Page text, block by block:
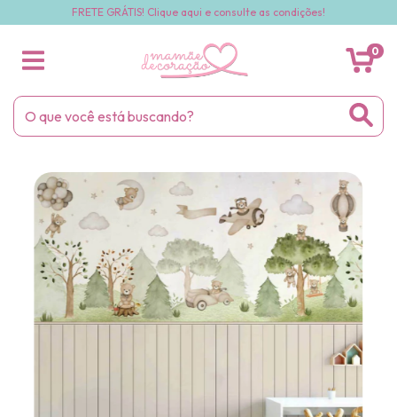
FRETE GRÁTIS! Clique aqui e consulte as condições!
0